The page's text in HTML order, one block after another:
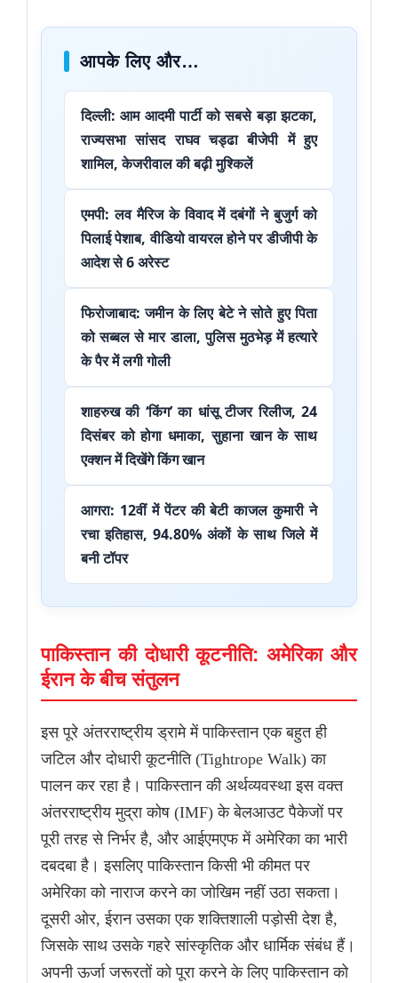
आपके लिए और…
दिल्ली: आम आदमी पार्टी को सबसे बड़ा झटका,
राज्यसभा सांसद राघव चड्ढा बीजेपी में हुए
शामिल, केजरीवाल की बढ़ी मुश्किलें
एमपी: लव मैरिज के विवाद में दबंगों ने बुजुर्ग को
पिलाई पेशाब, वीडियो वायरल होने पर डीजीपी के
आदेश से 6 अरेस्ट
फिरोजाबाद: जमीन के लिए बेटे ने सोते हुए पिता
को सब्बल से मार डाला, पुलिस मुठभेड़ में हत्यारे
के पैर में लगी गोली
शाहरुख की ‘किंग’ का धांसू टीजर रिलीज, 24
दिसंबर को होगा धमाका, सुहाना खान के साथ
एक्शन में दिखेंगे किंग खान
आगरा: 12वीं में पेंटर की बेटी काजल कुमारी ने
रचा इतिहास, 94.80% अंकों के साथ जिले में
बनी टॉपर
पाकिस्तान की दोधारी कूटनीति: अमेरिका और
ईरान के बीच संतुलन
इस पूरे अंतरराष्ट्रीय ड्रामे में पाकिस्तान एक बहुत ही
जटिल और दोधारी कूटनीति (Tightrope Walk) का
पालन कर रहा है। पाकिस्तान की अर्थव्यवस्था इस वक्त
अंतरराष्ट्रीय मुद्रा कोष (IMF) के बेलआउट पैकेजों पर
पूरी तरह से निर्भर है, और आईएमएफ में अमेरिका का भारी
दबदबा है। इसलिए पाकिस्तान किसी भी कीमत पर
अमेरिका को नाराज करने का जोखिम नहीं उठा सकता।
दूसरी ओर, ईरान उसका एक शक्तिशाली पड़ोसी देश है,
जिसके साथ उसके गहरे सांस्कृतिक और धार्मिक संबंध हैं।
अपनी ऊर्जा जरूरतों को पूरा करने के लिए पाकिस्तान को